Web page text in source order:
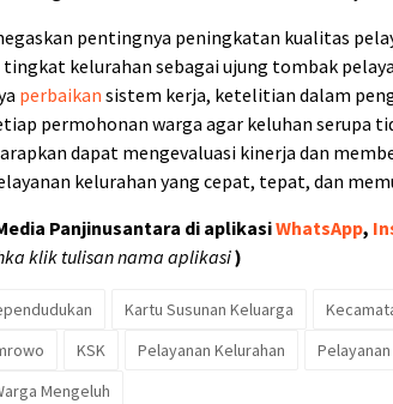
pentingnya peningkatan kualitas
kelurahan sebagai ujung tombak
perbaikan sistem kerja, ketelitian dalam
permohonan warga agar keluhan serupa
dapat mengevaluasi kinerja dan
kelurahan yang cepat, tepat, dan
Panjinusantara di aplikasiWhatsApp,
klik tulisan nama aplikasi)
Kartu Susunan Keluarga
KSK Pelayanan Kelurahan
Mengeluh